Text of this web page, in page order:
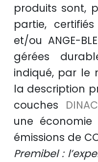
produits sont,
partie, certifiés
et/ouANGE-
gérées
indiqué, par le
la description
couches
une économie
émissions de
Premibel :